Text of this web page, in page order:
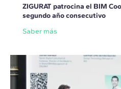
ZIGURAT patrocina el BIM
segundo año consecutivo
Saber más